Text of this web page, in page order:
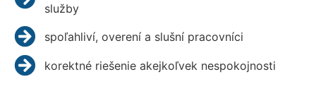
služby
spoľahliví, overení a slušní pracovníci
korektné riešenie akejkoľvek nespokojnosti